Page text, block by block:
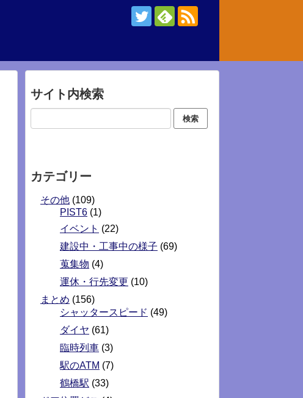
サイト内検索
カテゴリー
その他 (109)
PIST6 (1)
イベント (22)
建設中・工事中の様子 (69)
蒐集物 (4)
運休・行先変更 (10)
まとめ (156)
シャッタースピード (49)
ダイヤ (61)
臨時列車 (3)
駅のATM (7)
鶴橋駅 (33)